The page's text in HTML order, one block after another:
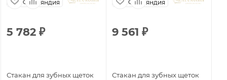
Финляндия
5 782 ₽
Стакан для зубных щеток
Финляндия
9 561 ₽
Стакан для зубных щеток